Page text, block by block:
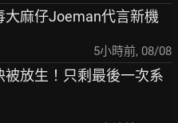
大麻仔Joeman代言新機
5小時前, 08/08
被放生！只剩最後一次系